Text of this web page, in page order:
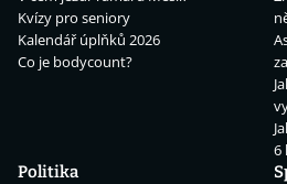
Kvízy pro seniory
Kalendář úplňků 2026
Co je bodycount?
6
Politika